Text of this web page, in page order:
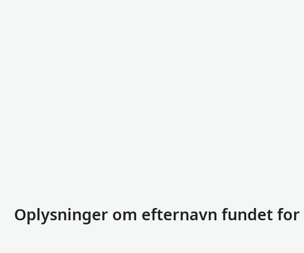
Oplysninger om efternavn fundet for